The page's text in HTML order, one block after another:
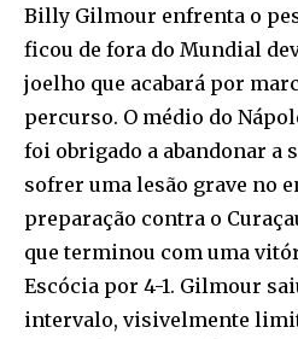
Billy Gilmour enfrenta o
ficou de fora do Mundial
joelho que acabará por
percurso. O médio do
foi obrigado a abandonar a
sofrer uma lesão grave no
preparação contra o
que terminou com uma
Escócia por 4-1. Gilmour
intervalo, visivelmente